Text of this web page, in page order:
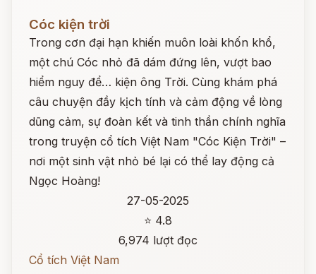
Cóc kiện trời
Trong cơn đại hạn khiến muôn loài khốn khổ,
một chú Cóc nhỏ đã dám đứng lên, vượt bao
hiểm nguy để… kiện ông Trời. Cùng khám phá
câu chuyện đầy kịch tính và cảm động về lòng
dũng cảm, sự đoàn kết và tinh thần chính nghĩa
trong truyện cổ tích Việt Nam "Cóc Kiện Trời" –
nơi một sinh vật nhỏ bé lại có thể lay động cả
Ngọc Hoàng!
27-05-2025
⭐ 4.8
6,974 lượt đọc
Cổ tích Việt Nam